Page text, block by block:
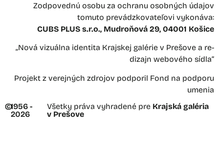
Zodpovednú osobu za ochranu osobných údajov
tomuto prevádzkovateľovi vykonáva:
CUBS PLUS s.r.o., Mudroňová 29, 04001 Košice
„Nová vizuálna identita Krajskej galérie v Prešove a re-
dizajn webového sídla“
Projekt z verejných zdrojov podporil Fond na podporu
umenia
©1956 -
2026
Všetky práva vyhradené pre Krajská galéria
v Prešove